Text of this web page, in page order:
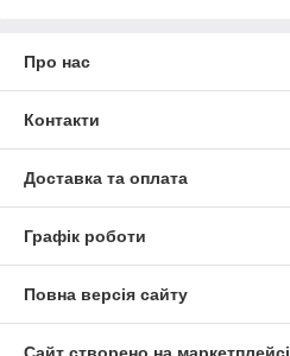
Про нас
Контакти
Доставка та оплата
Графік роботи
Повна версія сайту